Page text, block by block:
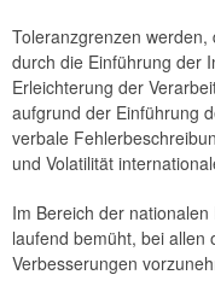
Toleranzgrenzen
durch die Einführung der
Erleichterung der
aufgrund der Einführung
verbale
und Volatilität
Im Bereich der
laufend bemüht, bei allen
Verbesserungen